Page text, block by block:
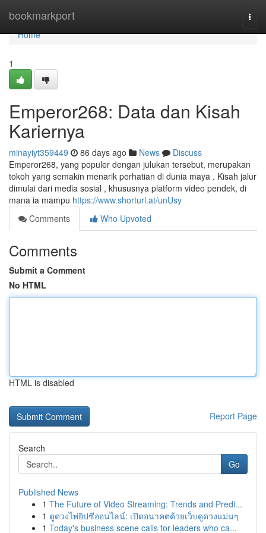
bookmarkport
Home
Home
1
Emperor268: Data dan Kisah
Kariernya
minayiyt359449 86 days ago News
Discuss
Emperor268, yang populer dengan julukan tersebut, merupakan
tokoh yang semakin menarik perhatian di dunia maya . Kisah jalur
dimulai dari media sosial , khususnya platform video pendek, di
mana ia mampu https://www.shorturl.at/unUsy
Comments
Who Upvoted
Comments
Submit a Comment
No HTML
HTML is disabled
Report Page
Search
Go
Published News
1 The Future of Video Streaming: Trends and Predi...
1 ดูดวงไพ่ยิปซีออนไลน์: เปิดอนาคตด้วยเว็บดูดวงแม่นๆ
1 Today's business scene calls for leaders who ca...